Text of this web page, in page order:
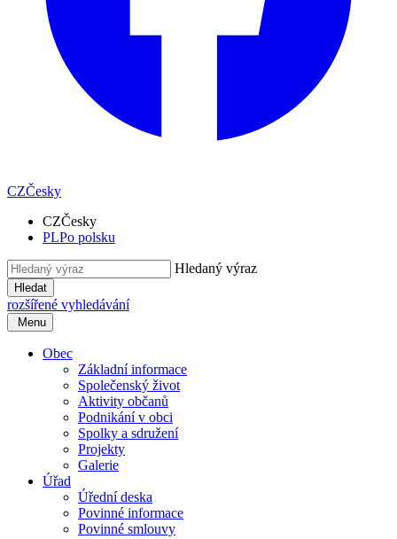
CZČesky
CZČesky
PLPo polsku
Hledaný výraz
Hledat
rozšířené vyhledávání
Menu
Obec
Základní informace
Společenský život
Aktivity občanů
Podnikání v obci
Spolky a sdružení
Projekty
Galerie
Úřad
Úřední deska
Povinné informace
Povinné smlouvy